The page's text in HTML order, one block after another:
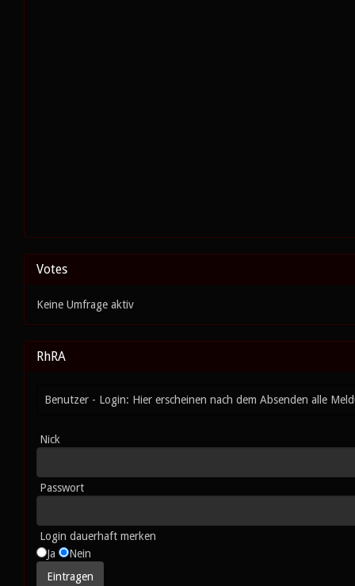
Votes
Keine Umfrage aktiv
RhRA
Benutzer - Login: Hier erscheinen nach dem Absenden alle
Nick
Passwort
Login dauerhaft merken
Ja
Nein